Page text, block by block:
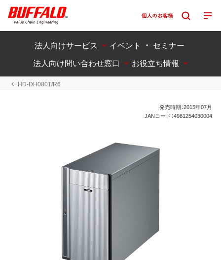
法人向けサービス
イベント ・ セミナー
法人向け問い合わせ窓口
お役立ち情報
HD-DH080T/R6
発売時期：2015年07月
JANコード：4981254030004